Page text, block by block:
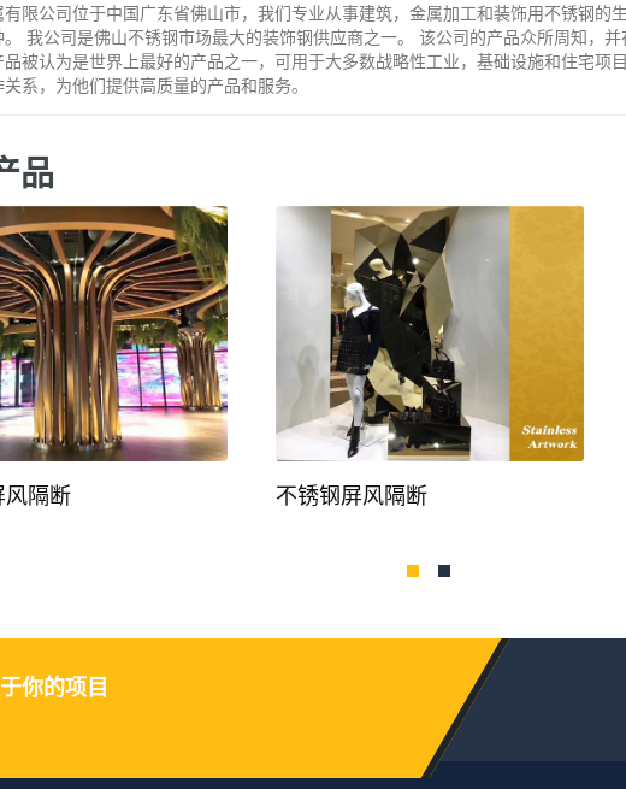
限公司位于中国广东省佛山市，我们专业从事建筑，金属加工和装饰用不锈钢的
我公司是佛山不锈钢市场最大的装饰钢供应商之一。 该公司的产品众所周知，并
被认为是世界上最好的产品之一，可用于大多数战略性工业，基础设施和住宅项
系，为他们提供高质量的产品和服务。
品
不锈钢屏风隔断 不
你的项目